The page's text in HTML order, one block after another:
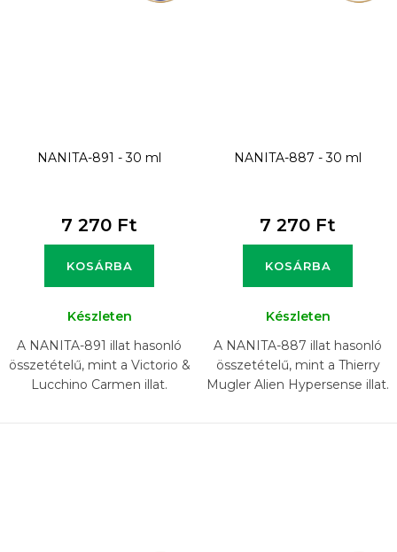
NANITA-891 - 30 ml
7 270 Ft
KOSÁRBA
Készleten
A NANITA-891 illat hasonló
összetételű, mint a Victorio &
Lucchino Carmen illat.
NANITA-887 - 30 ml
7 270 Ft
KOSÁRBA
Készleten
A NANITA-887 illat hasonló
összetételű, mint a Thierry
Mugler Alien Hypersense illat.